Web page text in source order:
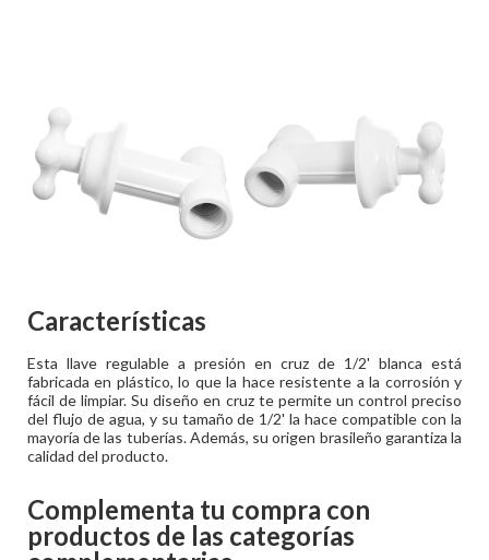
Características
Esta llave regulable a presión en cruz de 1/2' blanca está
fabricada en plástico, lo que la hace resistente a la corrosión y
fácil de limpiar. Su diseño en cruz te permite un control preciso
del flujo de agua, y su tamaño de 1/2' la hace compatible con la
mayoría de las tuberías. Además, su origen brasileño garantiza la
calidad del producto.
Complementa tu compra con
productos de las categorías